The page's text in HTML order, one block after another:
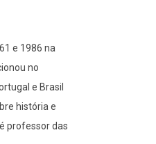
e 1986 na
no
e Brasil
história e
professor das